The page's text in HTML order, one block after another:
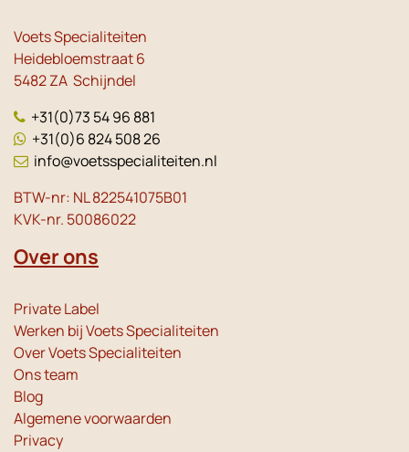
Voets Specialiteiten
Heidebloemstraat 6
5482 ZA Schijndel
+31(0)73 54 96 881
+31(0)6 824 508 26
info@voetsspecialiteiten.nl
BTW-nr: NL 822541075B01
KVK-nr. 50086022
Over ons
Private Label
Werken bij Voets Specialiteiten
Over Voets Specialiteiten
Ons team
Blog
Algemene voorwaarden
Privacy